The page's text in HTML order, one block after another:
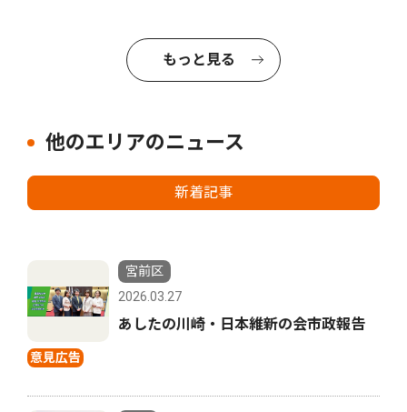
もっと見る
他のエリアのニュース
新着記事
意見広告
宮前区
2026.03.27
あしたの川崎・日本維新の会市政報告